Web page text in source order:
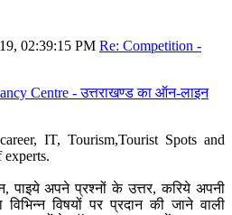
02:39:15 PM Re: Competition -
Centre - उत्तराखण्ड का ऑन-लाइन
IT, Tourism,Tourist Spots and
पाइये अपने प्रश्नों के उत्तर, करिये अपनी
विभिन्न विषयों पर प्रदान की जाने वाली